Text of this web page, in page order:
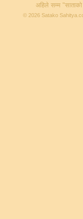
अहिले सम्म "साताको
© 2026 Satako